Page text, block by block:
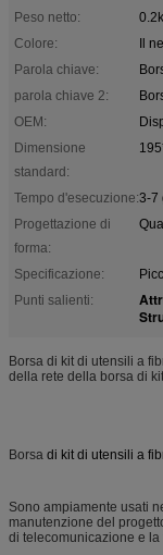
Peso netto:
Colore:
Il
Parola chiave:
parola chiave 2:
OEM:
Dimensione
standard:
Tempo d'esecuzione:3-7
Progettazione di
forma:
Specificazione:
Punti salienti:
Borsa di kit di utensili a
della rete della borsa di
Borsa di kit di utensili a
Sono ampiamente usati
manutenzione del
di telecomunicazione e